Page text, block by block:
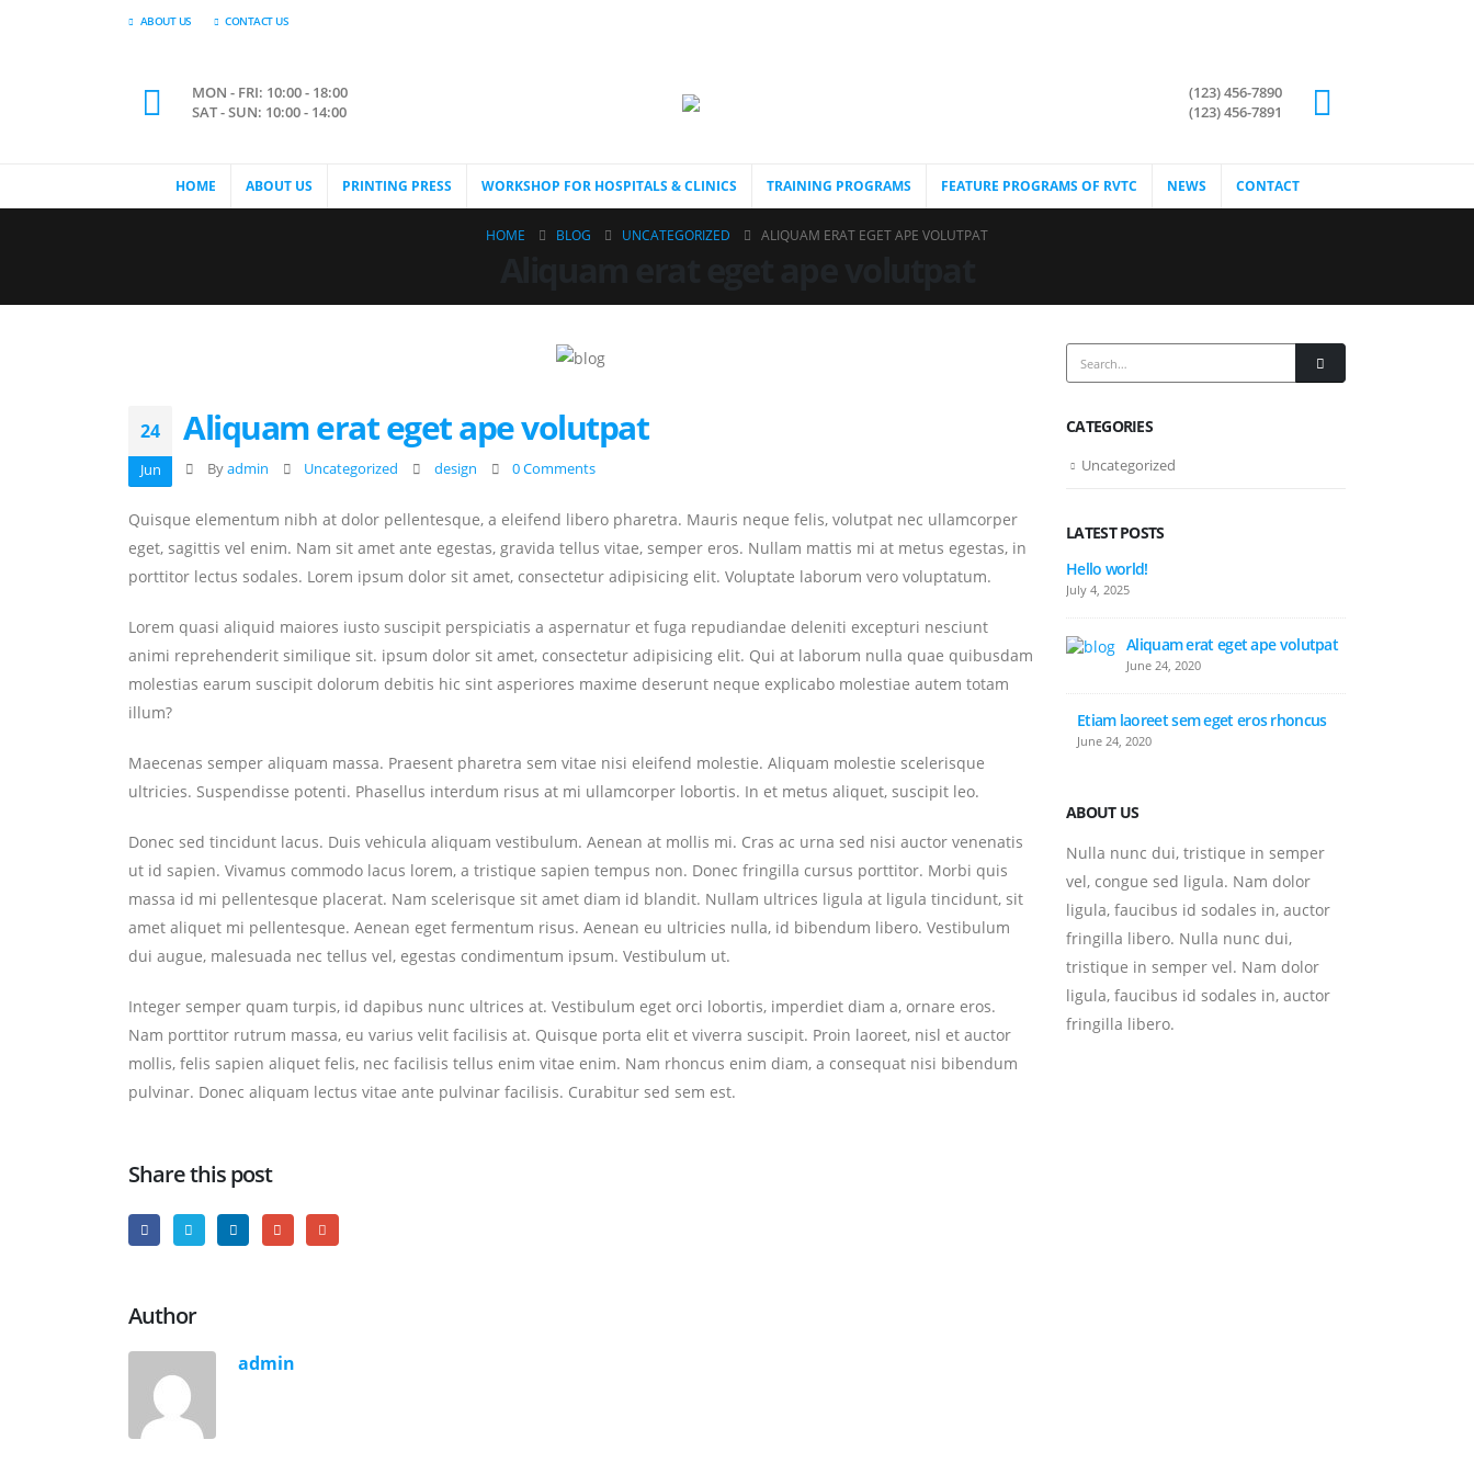
ABOUT US CONTACT US
MON - FRI: 10:00 - 18:00
SAT - SUN: 10:00 - 14:00
(123) 456-7890
(123) 456-7891
HOME ABOUT US PRINTING PRESS WORKSHOP FOR HOSPITALS & CLINICS TRAINING PROGRAMS FEATURE PROGRAMS OF RVTC NEWS CONTACT
HOME BLOG UNCATEGORIZED ALIQUAM ERAT EGET APE VOLUTPAT
24
Jun
Aliquam erat eget ape volutpat
By admin Uncategorized design 0 Comments
Quisque elementum nibh at dolor pellentesque, a eleifend libero pharetra. Mauris neque felis, volutpat nec ullamcorper
eget, sagittis vel enim. Nam sit amet ante egestas, gravida tellus vitae, semper eros. Nullam mattis mi at metus egestas, in
porttitor lectus sodales. Lorem ipsum dolor sit amet, consectetur adipisicing elit. Voluptate laborum vero voluptatum.
Lorem quasi aliquid maiores iusto suscipit perspiciatis a aspernatur et fuga repudiandae deleniti excepturi nesciunt
animi reprehenderit similique sit. ipsum dolor sit amet, consectetur adipisicing elit. Qui at laborum nulla quae quibusdam
molestias earum suscipit dolorum debitis hic sint asperiores maxime deserunt neque explicabo molestiae autem totam
illum?
Maecenas semper aliquam massa. Praesent pharetra sem vitae nisi eleifend molestie. Aliquam molestie scelerisque
ultricies. Suspendisse potenti. Phasellus interdum risus at mi ullamcorper lobortis. In et metus aliquet, suscipit leo.
Donec sed tincidunt lacus. Duis vehicula aliquam vestibulum. Aenean at mollis mi. Cras ac urna sed nisi auctor venenatis
ut id sapien. Vivamus commodo lacus lorem, a tristique sapien tempus non. Donec fringilla cursus porttitor. Morbi quis
massa id mi pellentesque placerat. Nam scelerisque sit amet diam id blandit. Nullam ultrices ligula at ligula tincidunt, sit
amet aliquet mi pellentesque. Aenean eget fermentum risus. Aenean eu ultricies nulla, id bibendum libero. Vestibulum
dui augue, malesuada nec tellus vel, egestas condimentum ipsum. Vestibulum ut.
Integer semper quam turpis, id dapibus nunc ultrices at. Vestibulum eget orci lobortis, imperdiet diam a, ornare eros.
Nam porttitor rutrum massa, eu varius velit facilisis at. Quisque porta elit et viverra suscipit. Proin laoreet, nisl et auctor
mollis, felis sapien aliquet felis, nec facilisis tellus enim vitae enim. Nam rhoncus enim diam, a consequat nisi bibendum
pulvinar. Donec aliquam lectus vitae ante pulvinar facilisis. Curabitur sed sem est.
Share this post
Author
admin
CATEGORIES
Uncategorized
LATEST POSTS
Hello world!
July 4, 2025
Aliquam erat eget ape volutpat
June 24, 2020
Etiam laoreet sem eget eros rhoncus
June 24, 2020
ABOUT US
Nulla nunc dui, tristique in semper
vel, congue sed ligula. Nam dolor
ligula, faucibus id sodales in, auctor
fringilla libero. Nulla nunc dui,
tristique in semper vel. Nam dolor
ligula, faucibus id sodales in, auctor
fringilla libero.